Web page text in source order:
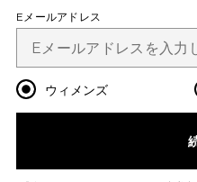
改善にご協力くださ
カスタマーサービス
Eメールアドレス
ウィメンズ